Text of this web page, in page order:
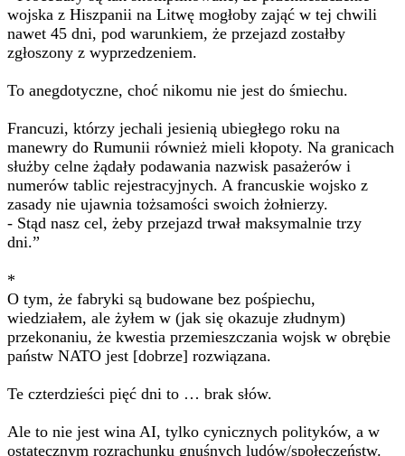
wojska z Hiszpanii na Litwę mogłoby zająć w tej chwili
nawet 45 dni, pod warunkiem, że przejazd zostałby
zgłoszony z wyprzedzeniem.
To anegdotyczne, choć nikomu nie jest do śmiechu.
Francuzi, którzy jechali jesienią ubiegłego roku na
manewry do Rumunii również mieli kłopoty. Na granicach
służby celne żądały podawania nazwisk pasażerów i
numerów tablic rejestracyjnych. A francuskie wojsko z
zasady nie ujawnia tożsamości swoich żołnierzy.
- Stąd nasz cel, żeby przejazd trwał maksymalnie trzy
dni.”
*
O tym, że fabryki są budowane bez pośpiechu,
wiedziałem, ale żyłem w (jak się okazuje złudnym)
przekonaniu, że kwestia przemieszczania wojsk w obrębie
państw NATO jest [dobrze] rozwiązana.
Te czterdzieści pięć dni to … brak słów.
Ale to nie jest wina AI, tylko cynicznych polityków, a w
ostatecznym rozrachunku gnuśnych ludów/społeczeństw.